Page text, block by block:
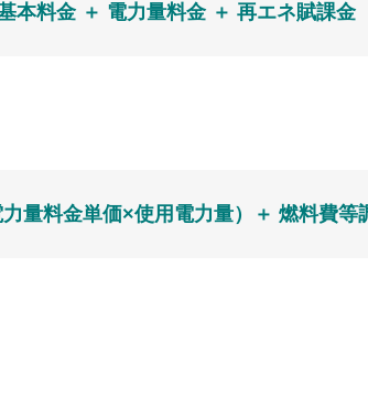
本料金 ＋ 電力量料金 ＋ 再エネ賦課金
量料金単価×使用電力量）＋ 燃料費等